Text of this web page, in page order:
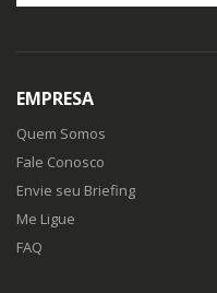
EMPRESA
Quem Somos
Fale Conosco
Envie seu Briefing
Me Ligue
FAQ